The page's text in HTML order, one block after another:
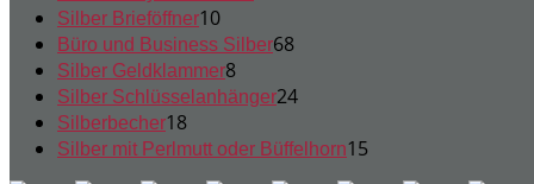
Silber Brieföffner1010
Produkte
Büro und Business Silber6868
Silber Geldklammer88
Produkte
Silber Schlüsselanhänger2424
Silberbecher1818
Produkte
Silber mit Perlmutt oder Büffelhorn15